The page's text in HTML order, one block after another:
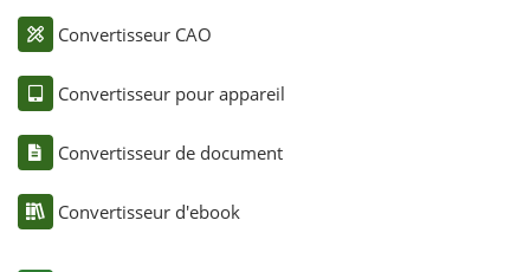
Convertisseur CAO
Convertisseur pour appareil
Convertisseur de document
Convertisseur d'ebook